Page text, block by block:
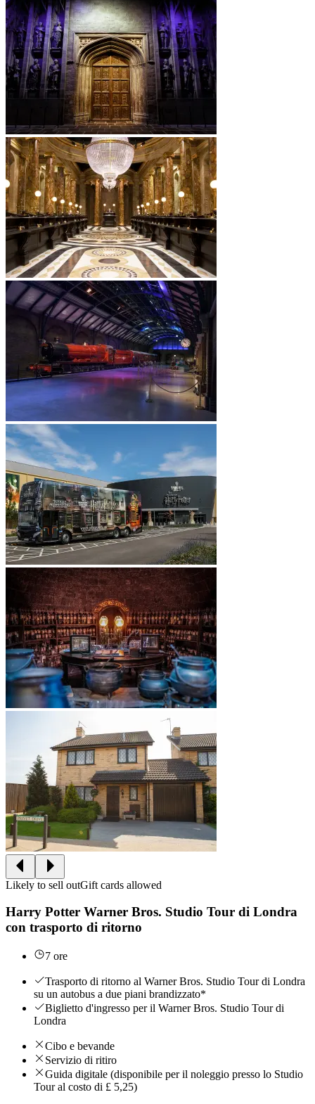
Likely to sell outGift cards allowed
Harry Potter Warner Bros. Studio Tour di Londra
con trasporto di ritorno
7 ore
Trasporto di ritorno al Warner Bros. Studio Tour di Londra
su un autobus a due piani brandizzato*
Biglietto d'ingresso per il Warner Bros. Studio Tour di
Londra
Cibo e bevande
Servizio di ritiro
Guida digitale (disponibile per il noleggio presso lo Studio
Tour al costo di £ 5,25)